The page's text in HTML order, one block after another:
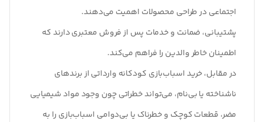
اجتماعی در طراحی محصولات اهمیت می‌دهند.
پشتیبانی، ضمانت و خدمات پس از فروش معتبری دارند که
اطمینان خاطر والدین را فراهم می‌کند.
در مقابل، خرید اسباب‌بازی کودکانه وارداتی از برندهای
ناشناخته یا بی‌نام، می‌تواند خطراتی چون وجود مواد شیمیایی
مضر، قطعات کوچک و خطرناک یا بی‌دوامی اسباب‌بازی را به